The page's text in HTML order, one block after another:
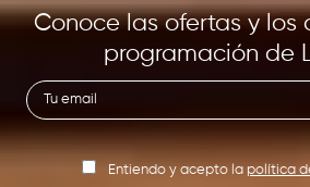
Conoce las ofertas y los
programación de
Entiendo y acepto la política